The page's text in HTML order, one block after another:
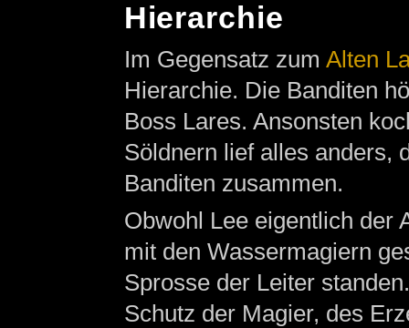
Hierarchie
Im Gegensatz zum Alten
Hierarchie. Die Banditen
Boss Lares. Ansonsten
Söldnern lief alles anders,
Banditen zusammen.
Obwohl Lee eigentlich der
mit den Wassermagiern
Sprosse der Leiter
Schutz der Magier, des